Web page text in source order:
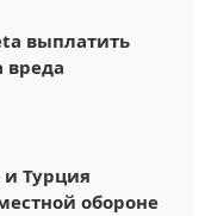
выплатить
вреда
и Турция
обороне